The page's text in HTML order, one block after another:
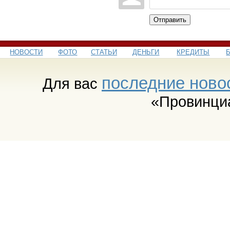
Отправить
НОВОСТИ ФОТО СТАТЬИ ДЕНЬГИ КРЕДИТЫ
Для вас последние